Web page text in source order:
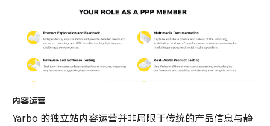
内容运营
Yarbo 的独立站内容运营并非局限于传统的产品信息与静